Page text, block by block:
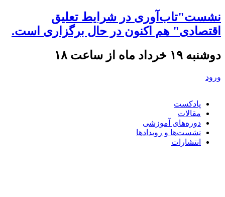
نشست"تاب‌آوری در شرایط تعلیق
اقتصادی" هم اکنون در حال برگزاری است.
دوشنبه ۱۹ خرداد ماه از ساعت ۱۸
ورود
پادکست
مقالات
دوره‌های آموزشی
نشست‌ها و رویدادها
انتشارات